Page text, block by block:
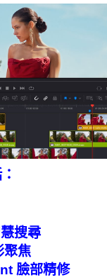
搜尋
聚焦
臉部精修